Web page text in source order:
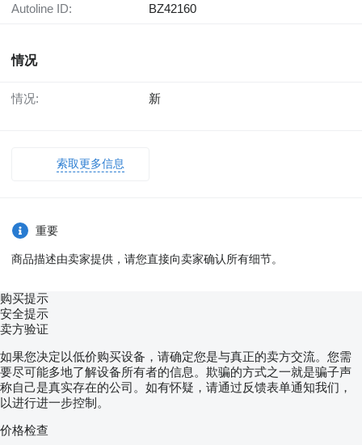
Autoline ID: BZ42160
情况
情况: 新
索取更多信息
重要
商品描述由卖家提供，请您直接向卖家确认所有细节。
购买提示
安全提示
卖方验证
如果您决定以低价购买设备，请确定您是与真正的卖方交流。您需
要尽可能多地了解设备所有者的信息。欺骗的方式之一就是骗子声
称自己是真实存在的公司。如有怀疑，请通过反馈表单通知我们，
以进行进一步控制。
价格检查